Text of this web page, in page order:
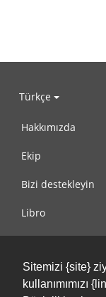
Sitemizi {site}
kullanımımızı
Türkçe
Hakkımızda
Ekip
Bizi destekleyin
Libro
Kullanım